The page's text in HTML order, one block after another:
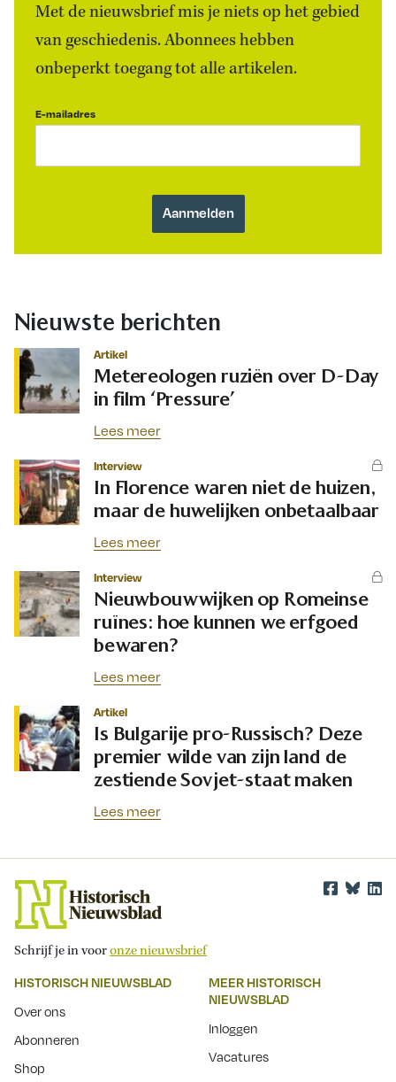
Met de nieuwsbrief mis je niets op het gebied
van geschiedenis. Abonnees hebben
onbeperkt toegang tot alle artikelen.
E-mailadres
Nieuwste berichten
Artikel
Metereologen ruziën over D-Day
in film ‘Pressure’
Lees meer
Interview
In Florence waren niet de huizen,
maar de huwelijken onbetaalbaar
Lees meer
Interview
Nieuwbouwwijken op Romeinse
ruïnes: hoe kunnen we erfgoed
bewaren?
Lees meer
Artikel
Is Bulgarije pro-Russisch? Deze
premier wilde van zijn land de
zestiende Sovjet-staat maken
Lees meer
Schrijf je in vooronze nieuwsbrief
HISTORISCH NIEUWSBLAD
Over ons
Abonneren
Shop
MEER HISTORISCH
NIEUWSBLAD
Inloggen
Vacatures